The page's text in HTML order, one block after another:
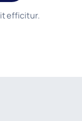
efficitur.